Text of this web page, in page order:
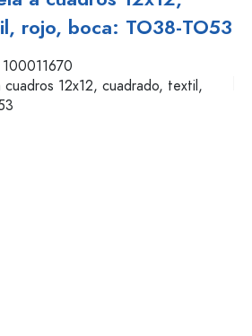
rojo, boca: TO38-TO53
100011670